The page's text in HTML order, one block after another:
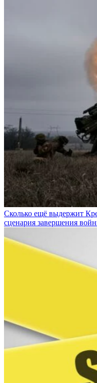
Сколько ещё выдержит
сценария завершения